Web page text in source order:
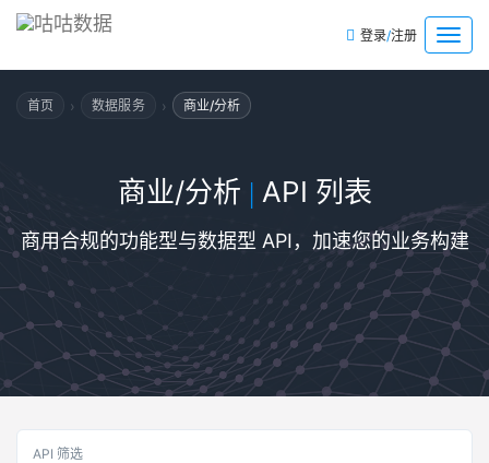
菜
单
登录/注册
首页 › 数据服务 › 商业/分析
商业/分析 | API 列表
商用合规的功能型与数据型 API，加速您的业务构建
API 筛选